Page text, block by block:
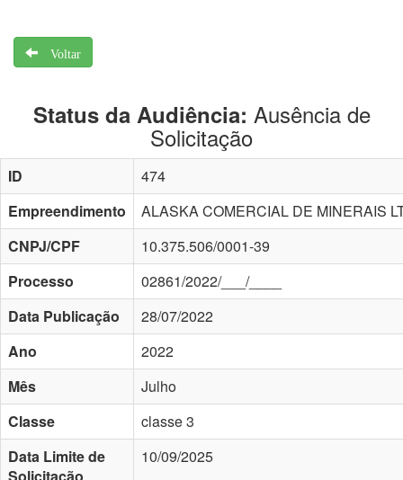
Voltar
Status da Audiência: Ausência de
Solicitação
ID
474
Empreendimento
ALASKA COMERCIAL DE MINERAIS
CNPJ/CPF
10.375.506/0001-39
Processo
02861/2022/___/____
Data Publicação
28/07/2022
Ano
2022
Mês
Julho
Classe
classe 3
Data Limite de
10/09/2025